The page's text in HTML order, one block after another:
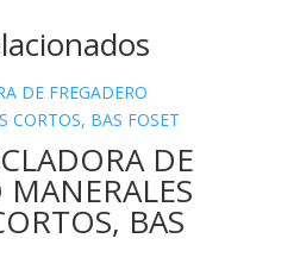
DE
MANERALES
BAS